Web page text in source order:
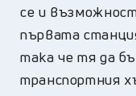
се и
първата
така че тя да
транспортния